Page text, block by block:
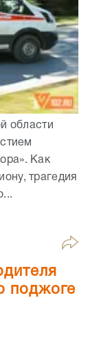
области
Как
трагедия
поджоге